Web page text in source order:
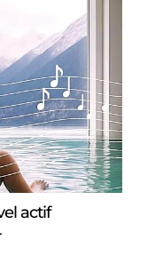
actif